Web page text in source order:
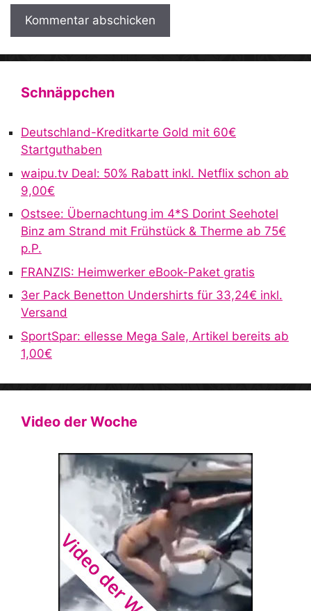
A
n
t
Schnäppchen
Deutschland-Kreditkarte Gold mit 60€
Startguthaben
waipu.tv Deal: 50% Rabatt inkl. Netflix schon ab
9,00€
Ostsee: Übernachtung im 4*S Dorint Seehotel
Binz am Strand mit Frühstück & Therme ab 75€
p.P.
FRANZIS: Heimwerker eBook-Paket gratis
3er Pack Benetton Undershirts für 33,24€ inkl.
Versand
SportSpar: ellesse Mega Sale, Artikel bereits ab
1,00€
Video der Woche